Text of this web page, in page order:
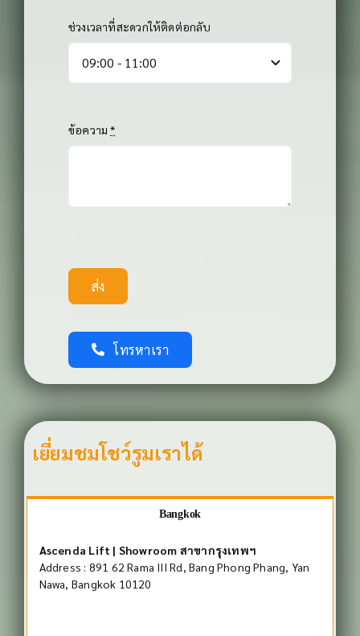
ช่วงเวลาที่สะดวกให้ติดต่อกลับ
ข้อความ*
ส่ง
โทรหาเรา
เยี่ยมชมโชว์รูมเราได้
Bangkok
Ascenda Lift | Showroom สาขากรุงเทพฯ
Address : 891 62 Rama III Rd, Bang Phong Phang, Yan
Nawa, Bangkok 10120